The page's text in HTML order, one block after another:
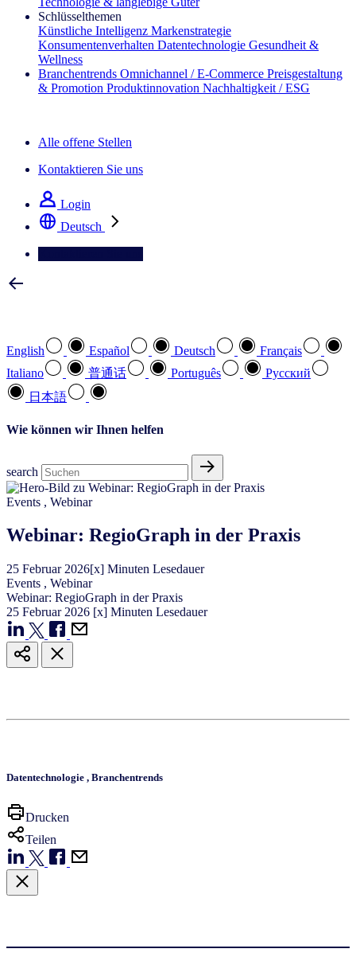
Schlüsselthemen
Künstliche Intelligenz Markenstrategie
Konsumentenverhalten Datentechnologie Gesundheit &
Wellness
Branchentrends Omnichannel / E‑Commerce Preisgestaltung
& Promotion Produktinnovation Nachhaltigkeit / ESG
Alle offene Stellen
Kontaktieren Sie uns
Login
Deutsch
English Español Deutsch
Français
Italiano
普通话 Português
Pусский
日本語
Wie können wir Ihnen helfen
search
Events , Webinar
Webinar: RegioGraph in der Praxis
25 Februar 2026[x] Minuten Lesedauer
Events , Webinar
Webinar: RegioGraph in der Praxis
25 Februar 2026 [x] Minuten Lesedauer
Datentechnologie , Branchentrends
Drucken
Teilen